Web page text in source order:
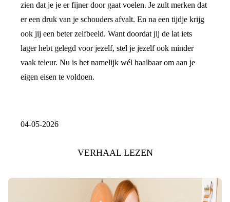
zien dat je je er fijner door gaat voelen. Je zult merken dat
er een druk van je schouders afvalt. En na een tijdje krijg
ook jij een beter zelfbeeld. Want doordat jij de lat iets
lager hebt gelegd voor jezelf, stel je jezelf ook minder
vaak teleur. Nu is het namelijk wél haalbaar om aan je
eigen eisen te voldoen.
04-05-2026
VERHAAL LEZEN